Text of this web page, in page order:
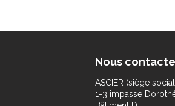
Nous
ASCIER (siège
1-3 impasse